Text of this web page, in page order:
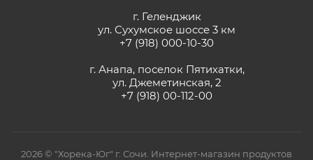
г. Геленджик
ул. Сухумское шоссе 3 км
+7 (918) 000-10-30
г. Анапа, поселок Пятихатки,
ул. Джеметинская, 2
+7 (918) 00-112-00
2026 © "Хорека-Юг" г. Сочи. Интернет-магазин продуктов